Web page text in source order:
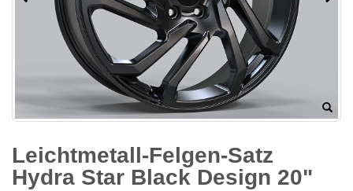
Leichtmetall-Felgen-Satz
Hydra Star Black Design 20"